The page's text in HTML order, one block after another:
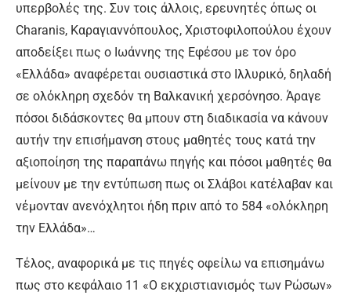
υπερβολές της. Συν τοις άλλοις, ερευνητές όπως οι
Charanis, Καραγιαννόπουλος, Χριστοφιλοπούλου έχουν
αποδείξει πως ο Ιωάννης της Εφέσου με τον όρο
«Ελλάδα» αναφέρεται ουσιαστικά στο Ιλλυρικό, δηλαδή
σε ολόκληρη σχεδόν τη Βαλκανική χερσόνησο. Άραγε
πόσοι διδάσκοντες θα μπουν στη διαδικασία να κάνουν
αυτήν την επισήμανση στους μαθητές τους κατά την
αξιοποίηση της παραπάνω πηγής και πόσοι μαθητές θα
μείνουν με την εντύπωση πως οι Σλάβοι κατέλαβαν και
νέμονταν ανενόχλητοι ήδη πριν από το 584 «ολόκληρη
την Ελλάδα»…
Τέλος, αναφορικά με τις πηγές οφείλω να επισημάνω
πως στο κεφάλαιο 11 «Ο εκχριστιανισμός των Ρώσων»